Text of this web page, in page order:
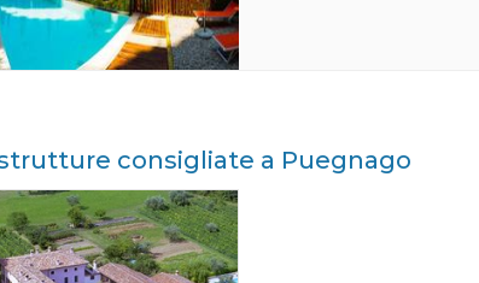
consigliate a Puegnago